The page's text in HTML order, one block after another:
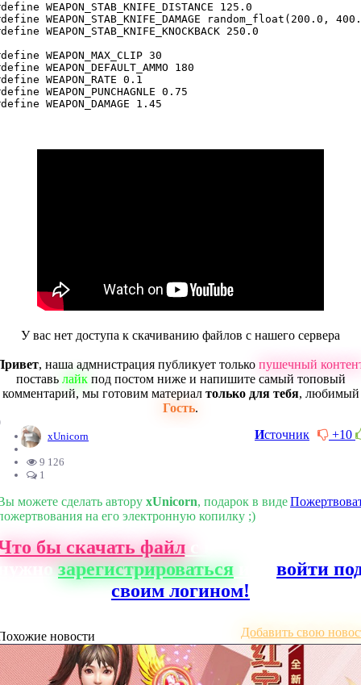
WEAPON_STAB_KNIFE_DISTANCE 125.0
WEAPON_STAB_KNIFE_DAMAGE random_float(200.0,
WEAPON_STAB_KNIFE_KNOCKBACK 250.0
WEAPON_MAX_CLIP 30
WEAPON_DEFAULT_AMMO 180
WEAPON_RATE 0.1
WEAPON_PUNCHAGNLE 0.75
WEAPON_DAMAGE 1.45
У вас нет доступа к скачиванию файлов с нашего сервера
, наша адмнистрация публикует только пушечный
поставь лайкпод постом ниже и напишите самый топовый
комментарий, мы готовим материал только для тебя, любимый
Гость.
+10
Источник
xUnicorn
9 126
1
можете сделать автору xUnicorn, подарок в виде
на его электронную копилку ;)
бы скачать файлс нашего сайта,
зарегистрироваться
войти
своим логином!
новости Добавить свою